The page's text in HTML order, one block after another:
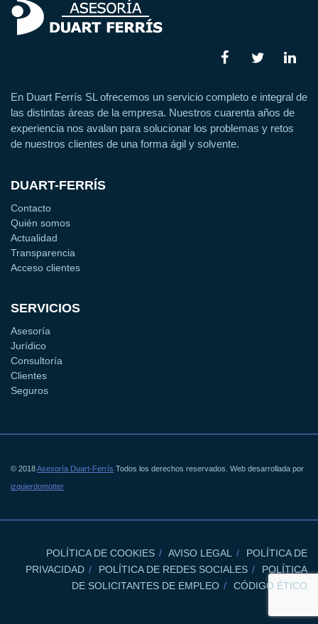
En Duart Ferrís SL ofrecemos un servicio completo e integral de
las distintas áreas de la empresa. Nuestros cuarenta años de
experiencia nos avalan para solucionar los problemas y retos
de nuestros clientes de una forma ágil y solvente.
DUART-FERRÍS
Contacto
Quién somos
Actualidad
Transparencia
Acceso clientes
SERVICIOS
Asesoría
Jurídico
Consultoría
Clientes
Seguros
© 2018Asesoría Duart-Ferrís Todos los derechos reservados. Web desarrollada por
izquierdomotter
POLÍTICA DE COOKIES AVISO LEGAL
POLÍTICA DE
PRIVACIDAD
POLÍTICA DE REDES SOCIALES
POLÍTICA
DE SOLICITANTES DE EMPLEO
CÓDIGO ÉTICO